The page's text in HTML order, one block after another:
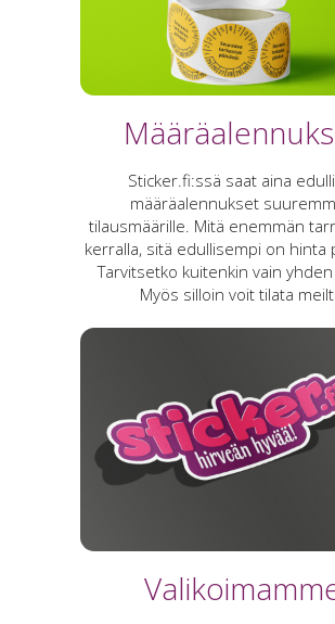
Sticker.fi:ssä saat aina
määräalennukset
tilausmäärille. Mitä enemmän
kerralla, sitä edullisempi on hinta
Tarvitsetko kuitenkin vain
Myös silloin voit tilata